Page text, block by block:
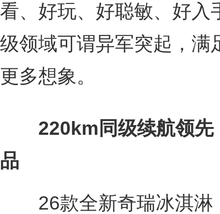
看、好玩、好聪敏、好入
级领域可谓异军突起，满
更多想象。
220km 同级续航领
品
26款全新奇瑞冰淇淋